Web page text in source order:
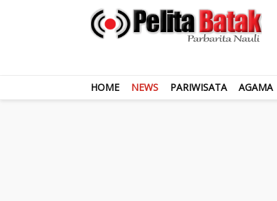
HOME NEWS PARIWISATA AGAMA